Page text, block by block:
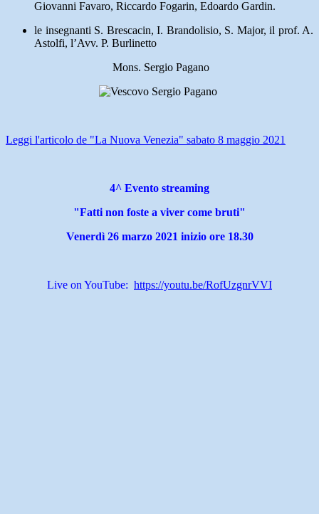
Giovanni Favaro, Riccardo Fogarin, Edoardo Gardin.
le insegnanti S. Brescacin, I. Brandolisio, S. Major, il prof. A.
Astolfi, l’Avv. P. Burlinetto
Mons. Sergio Pagano
Leggi l'articolo de "La Nuova Venezia" sabato 8 maggio 2021
4^ Evento streaming
"Fatti non foste a viver come bruti"
Venerdì 26 marzo 2021 inizio ore 18.30
Live on YouTube: https://youtu.be/RofUzgnrVVI